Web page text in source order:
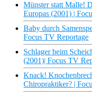
Münster statt Malle!
Europas (2001) |
Baby durch
Focus TV Reportage
Schlager beim
(2001)| Focus TV
Knack!
Chiropraktiker? |